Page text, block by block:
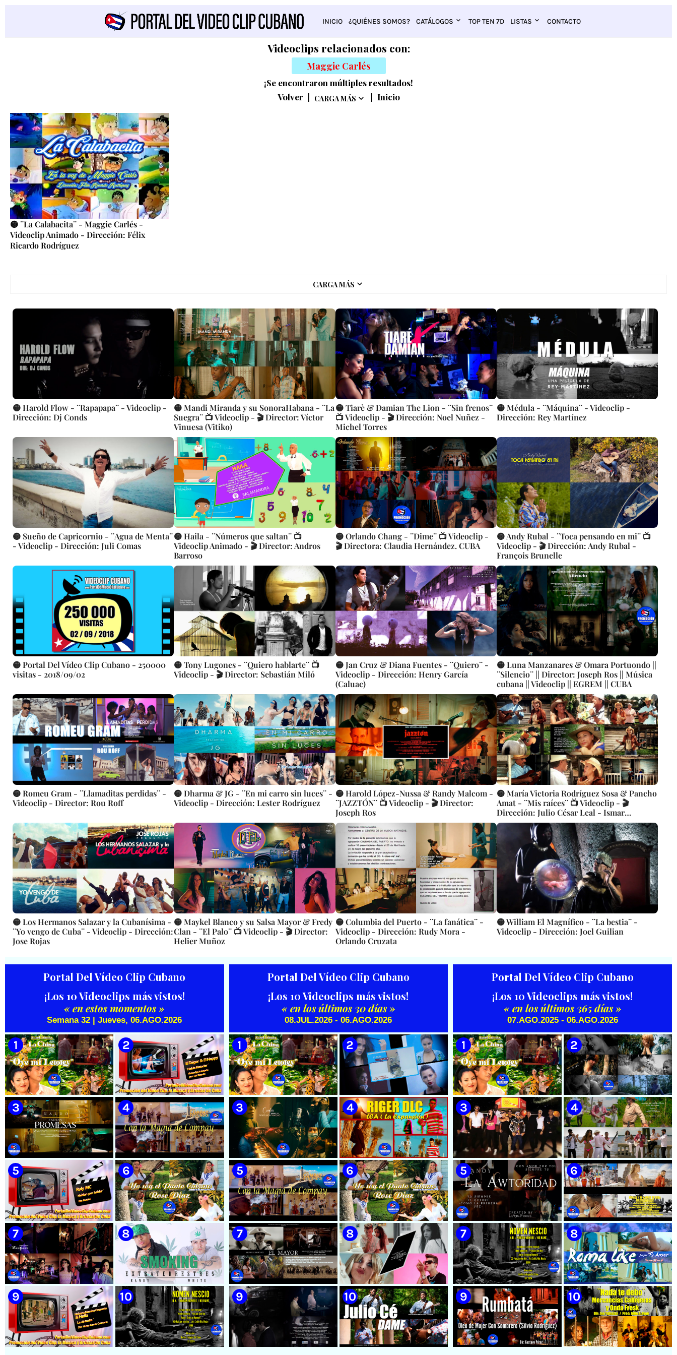
INICIO ¿QUIÉNES SOMOS? CATÁLOGOS TOP TEN 7D LISTAS CONTACTO
Videoclips relacionados con:
Maggie Carlés
¡Se encontraron múltiples resultados!
Volver
CARGA MÁS Inicio
🟡 ¨La Calabacita¨ - Maggie Carlés -
Videoclip Animado - Dirección: Félix
Ricardo Rodríguez
CARGA MÁS
🟡 Harold Flow - ¨Rapapapa¨ - Videoclip -
Dirección: Dj Conds
🟡 Mandi Miranda y su SonoraHabana - ¨La
Suegra¨ 📺 Videoclip - 🎬 Director: Víctor
Vinuesa (Vitiko)
🟡 Tiarè & Damian The Lion - ¨Sin frenos¨
📺 Videoclip - 🎬 Dirección: Noel Nuñez -
Michel Torres
🟡 Médula - ¨Máquina¨ - Videoclip -
Dirección: Rey Martínez
🟡 Sueño de Capricornio - ¨Agua de Menta¨
- Videoclip - Dirección: Juli Comas
🟡 Haila - ¨Números que saltan¨ 📺
Videoclip Animado - 🎬 Director: Andros
Barroso
🟡 Orlando Chang - ¨Dime¨ 📺 Videoclip -
🎬 Directora: Claudia Hernández. CUBA
🟡 Andy Rubal - ¨Toca pensando en mi¨ 📺
Videoclip - 🎬 Dirección: Andy Rubal -
François Brunelle
🟡 Portal Del Vídeo Clip Cubano - 250000
visitas - 2018/09/02
🟡 Tony Lugones - ¨Quiero hablarte¨ 📺
Videoclip - 🎬 Director: Sebastián Miló
🟡 Jan Cruz & Diana Fuentes - ¨Quiero¨ -
Videoclip - Dirección: Henry García
(Caluac)
🟡 Luna Manzanares & Omara Portuondo ||
¨Silencio¨ || Director: Joseph Ros || Música
cubana || Videoclip || EGREM || CUBA
🟡 Romeu Gram - ¨Llamaditas perdidas¨ -
Videoclip - Director: Rou Roff
🟡 Dharma & JG - ¨En mi carro sin luces¨ -
Videoclip - Dirección: Lester Rodríguez
🟡 Harold López-Nussa & Randy Malcom -
¨JAZZTÓN¨ 📺 Videoclip - 🎬 Director:
Joseph Ros
🟡 María Victoria Rodríguez Sosa & Pancho
Amat - ¨Mis raíces¨ 📺 Videoclip - 🎬
Dirección: Julio César Leal - Ismar
Rodríguez
🟡 Los Hermanos Salazar y la Cubanísima -
¨Yo vengo de Cuba¨ - Videoclip - Dirección:
Jose Rojas
🟡 Maykel Blanco y su Salsa Mayor & Fredy
Clan - ¨El Palo¨ 📺 Videoclip - 🎬 Director:
Helier Muñoz
🟡 Columbia del Puerto - ¨La fanática¨ -
Videoclip - Dirección: Rudy Mora -
Orlando Cruzata
🟡 William El Magnífico - ¨La bestia¨ -
Videoclip - Dirección: Joel Guilian
Portal Del Vídeo Clip Cubano
¡Los 10 Videoclips más vistos!
« en estos momentos »
Semana 32 | Jueves, 06.AGO.2026
🟡 Susel Gómez (La China) ||
¨Oye Mi Leloley¨ || Director:
Onelio Jesús Larralde González
|| Música popular bailable
cubana || Videoclip || CUBA
🟡 El Taiger & El Happy ||
¨Habla Matador¨ || Videoclip
Animado || Director: Arí Bayolo
|| Música Urbana Cubana ||
CUBA
🟡 Naldo - ¨Falsas Promesas¨ 📺
Videoclip - 🎬 Dirección:
Visualeme
🟡 Grupo Compay Segundo ||
¨Con La Magia de Compay¨ ||
Música popular tradicional
cubana || Videoclip || CUBA
🟡 Ruly MC || ¨Hablan por
hablar¨ || Realizador: Kuriaki ||
Videoclip || Música Urbana
Cubana || RAP || CUBA
🟡 Rose Díaz || ¨Yo soy el Punto
Cubano¨ (Autores: Celina
González y Reutilio
Domínguez) || Director:
Yuliades Mariño Cabello ||
Música popular tradicional
cubana - Punto Cubano -
Punto Guajiro || Videoclip ||
CUBA
🟡 Bouquet - ¨Dressed Up
Animal¨ 📺 Videoclip - 🎬
Director: Mauricio Figueiral
🟡 Randy & White -
Extraterrestres - ¨Smoking¨ -
Videoclip - Dirección: Pepe
Portal Del Vídeo Clip Cubano
¡Los 10 Videoclips más vistos!
« en los últimos 30 días »
08.JUL.2026 - 06.AGO.2026
🟡 Susel Gómez (La China) ||
¨Oye Mi Leloley¨ || Director:
Onelio Jesús Larralde González
|| Música popular bailable
cubana || Videoclip || CUBA
🟡 F-CUBA - ¨Solita¨ -
Videoclip - Director: Asiel
Babastro
🟡 María Montenegro -
¨Confía¨ 📺 Videoclip. CUBA
🟡 Riger DLC || ¨LCA ( La
Expansión )¨ || Director: Dani
A.R || Música cubana || Videoclip
|| CUBA
🟡 Grupo Compay Segundo ||
¨Con La Magia de Compay¨ ||
Música popular tradicional
cubana || Videoclip || CUBA
🟡 Rose Díaz || ¨Yo soy el Punto
Cubano¨ (Autores: Celina
González y Reutilio
Domínguez) || Director:
Yuliades Mariño Cabello ||
Música popular tradicional
cubana - Punto Cubano -
Punto Guajiro || Videoclip ||
CUBA
🟡 Silvio Rodríguez - ¨El
Mayor¨ 📺 Videoclip - 🎬
Director: Ángel Alderete -
🟡 July Roby || ¨Contigo o sin tí¨
|| Videoclip || Música Urbana
Cubana || Director: Marlon el
Portal Del Vídeo Clip Cubano
¡Los 10 Videoclips más vistos!
« en los últimos 365 días »
07.AGO.2025 - 06.AGO.2026
🟡 Susel Gómez (La China) ||
¨Oye Mi Leloley¨ || Director:
Onelio Jesús Larralde González
|| Música popular bailable
cubana || Videoclip || CUBA
🟢 Pirro | ¨Vuelve a mi¨ |
Videoclip | Música Urbana
Cubana | Artistas Cubanos |
Canción | CUBA
🔴 Osmani García & Varios
Artistas | ¨Chupi Chupi¨ |
Director: Joel Guilian |
Videoclip | Música Urbana
Cubana | Artistas Cubanos |
Canción | CUBA
🟡 Tico González - ¨Aunque se
pare la mula¨ - Videoclip -
Dirección: John Meriles -
Roberto C. González
🟢 Hanoy La Awtoridad |
¨Siempre Tú¨ | Director:
LEWIS.PRODS | Videoclip |
Música Urbana Cubana |
Artistas Cubanos | Canción |
CUBA
🟡 Ronald & El Karnal de Cuba
- ¨Que bonito es el amor¨ 📺
Videoclip - 🎬 Director: Andros
Barroso
🟢 Paisaje con Río | NOMEN
NESCIO, basado en la obra
musical ¨Niño siniestro¨ |
🟡 Roma Like - ¨Fue por tu
amor¨ 📺 Videoclip - 🎬
Director: HE Marrero